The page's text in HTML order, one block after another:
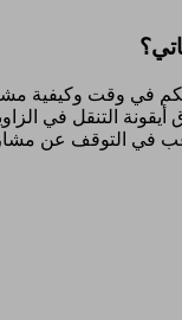
في وقت وكيفية